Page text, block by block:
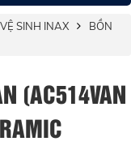
SINH INAX
BỒN
(AC514VAN